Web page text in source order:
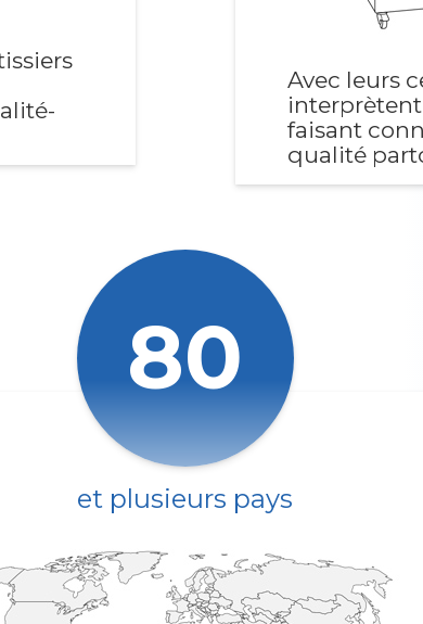
Avec leurs
faisant
qualité
80
et plusieurs pays